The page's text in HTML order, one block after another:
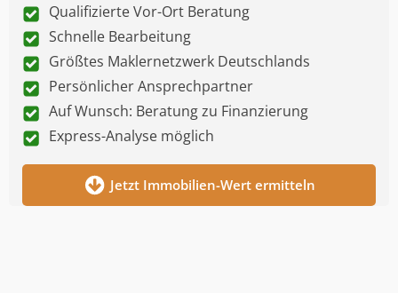
Qualifizierte Vor-Ort Beratung
Schnelle Bearbeitung
Größtes Maklernetzwerk Deutschlands
Persönlicher Ansprechpartner
Auf Wunsch: Beratung zu Finanzierung
Express-Analyse möglich
Jetzt Immobilien-Wert ermitteln